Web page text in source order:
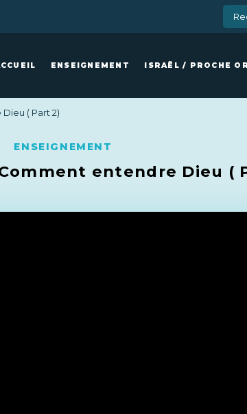
ENSEIGNEMENT ISRAËL / PROCHE
( Part 2)
ENSEIGNEMENT
entendre Dieu (